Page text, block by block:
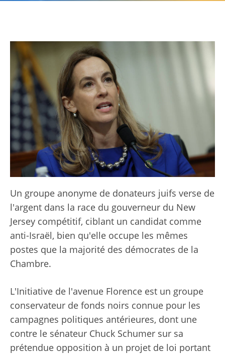
Un groupe anonyme de donateurs juifs verse de
l'argent dans la race du gouverneur du New
Jersey compétitif, ciblant un candidat comme
anti-Israël, bien qu'elle occupe les mêmes
postes que la majorité des démocrates de la
Chambre.
L'Initiative de l'avenue Florence est un groupe
conservateur de fonds noirs connue pour les
campagnes politiques antérieures, dont une
contre le sénateur Chuck Schumer sur sa
prétendue opposition à un projet de loi portant